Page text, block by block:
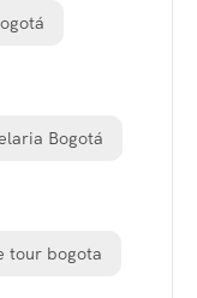
Bogotá
tour bogota